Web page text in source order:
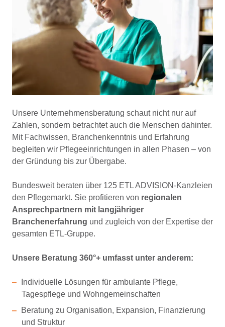
Unsere Unternehmensberatung schaut nicht nur auf
Zahlen, sondern betrachtet auch die Menschen dahinter.
Mit Fachwissen, Branchenkenntnis und Erfahrung
begleiten wir Pflegeeinrichtungen in allen Phasen – von
der Gründung bis zur Übergabe.
Bundesweit beraten über 125 ETL ADVISION-Kanzleien
den Pflegemarkt. Sie profitieren von regionalen
Ansprechpartnern mit langjähriger
Branchenerfahrung und zugleich von der Expertise der
gesamten ETL-Gruppe.
Unsere Beratung 360°+ umfasst unter anderem:
Individuelle Lösungen für ambulante Pflege,
Tagespflege und Wohngemeinschaften
Beratung zu Organisation, Expansion, Finanzierung
und Struktur